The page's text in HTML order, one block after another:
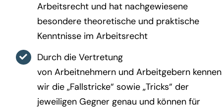
Arbeitsrecht und hat nachgewiesene
besondere theoretische und praktische
Kenntnisse im Arbeitsrecht
Durch die Vertretung
von Arbeitnehmern und Arbeitgebern kennen
wir die „Fallstricke“ sowie „Tricks“ der
jeweiligen Gegner genau und können für